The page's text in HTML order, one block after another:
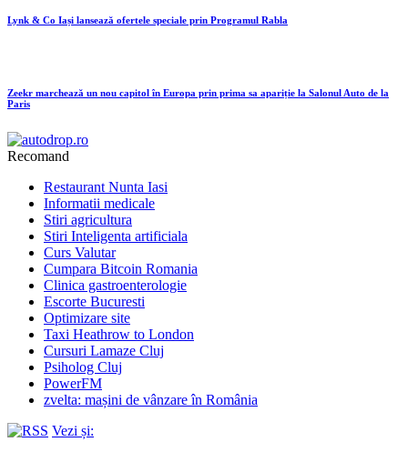
Lynk & Co Iași lansează ofertele speciale prin Programul Rabla
Zeekr marchează un nou capitol în Europa prin prima sa apariție la Salonul Auto de la
Paris
Recomand
Restaurant Nunta Iasi
Informatii medicale
Stiri agricultura
Stiri Inteligenta artificiala
Curs Valutar
Cumpara Bitcoin Romania
Clinica gastroenterologie
Escorte Bucuresti
Optimizare site
Taxi Heathrow to London
Cursuri Lamaze Cluj
Psiholog Cluj
PowerFM
zvelta: mașini de vânzare în România
Vezi și: